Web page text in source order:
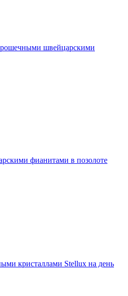
швейцарскими
фианитами в позолоте
кристаллами Stellux на день